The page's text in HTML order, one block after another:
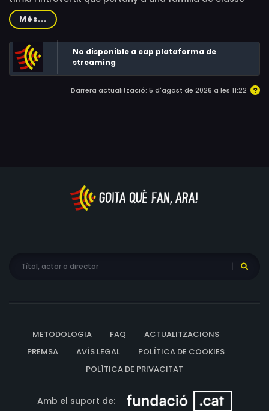
treballadora. L'estreta relació que manté amb la mare i,
especialment, la passió pel cinema, l'ajuden a afrontar
l'ambient repressor i asfixiant de l'escola.
Més...
No disponible a cap plataforma de
streaming
Darrera actualització: 5 d'agost de 2026 a les 11:22
METODOLOGIA FAQ
ACTUALITZACIONS
PREMSA
AVÍS LEGAL
POLÍTICA DE COOKIES
POLÍTICA DE PRIVACITAT
Amb el suport de: